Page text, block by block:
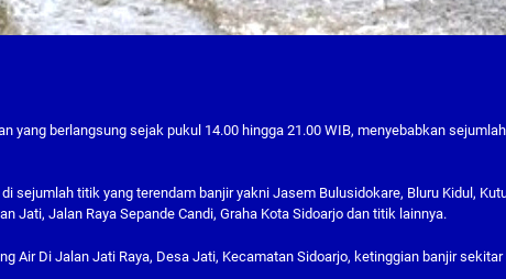
yang berlangsung sejak pukul 14.00 hingga 21.00 WIB, menyebabkan
sejumlah titik yang terendam banjir yakni Jasem Bulusidokare, Bluru Kidul,
Jati, Jalan Raya Sepande Candi, Graha Kota Sidoarjo dan titik lainnya.
Air Di Jalan Jati Raya, Desa Jati, Kecamatan Sidoarjo, ketinggian banjir